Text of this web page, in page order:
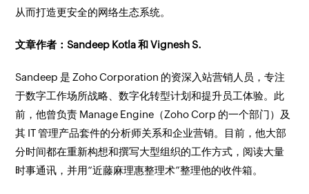
从而打造更安全的网络生态系统。
文章作者：Sandeep Kotla 和 Vignesh S.
Sandeep 是 Zoho Corporation 的资深入站营销人员，专注
于数字工作场所战略、数字化转型计划和提升员工体验。此
前，他曾负责 Manage Engine（Zoho Corp 的一个部门）及
其 IT 管理产品套件的分析师关系和企业营销。目前，他大部
分时间都在重新构想和撰写大型组织的工作方式，阅读大量
时事通讯，并用“近藤麻理惠整理术”整理他的收件箱。